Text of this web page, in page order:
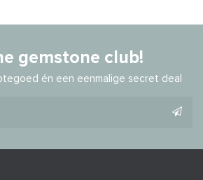
gemstone club!
én een eenmalige secret deal